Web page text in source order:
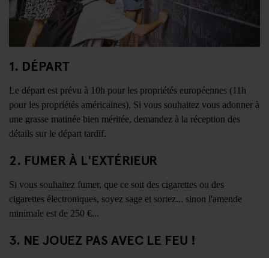
1. DÉPART
Le départ est prévu à 10h pour les propriétés européennes (11h
pour les propriétés américaines). Si vous souhaitez vous adonner à
une grasse matinée bien méritée, demandez à la réception des
détails sur le départ tardif.
2. FUMER À L'EXTÉRIEUR
Si vous souhaitez fumer, que ce soit des cigarettes ou des
cigarettes électroniques, soyez sage et sortez... sinon l'amende
minimale est de 250 €...
3. NE JOUEZ PAS AVEC LE FEU !